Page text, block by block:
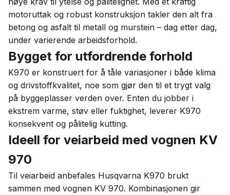
motoruttak og robust konstruksjon takler den alt fra
betong og asfalt til metall og murstein – dag etter dag,
under varierende arbeidsforhold.
Bygget for utfordrende forhold
K970 er konstruert for å tåle variasjoner i både klima
og drivstoffkvalitet, noe som gjør den til et trygt valg
på byggeplasser verden over. Enten du jobber i
ekstrem varme, støv eller fuktighet, leverer K970
konsekvent og pålitelig kutting.
Ideell for veiarbeid med vognen KV
970
Til veiarbeid anbefales Husqvarna K970 brukt
sammen med vognen KV 970. Kombinasjonen gir